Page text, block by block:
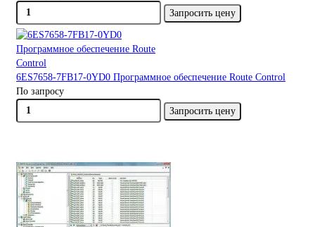
Запросить цену
6ES7658-7FB17-0YD0 Программное обеспечение Route Control
По запросу
Запросить цену